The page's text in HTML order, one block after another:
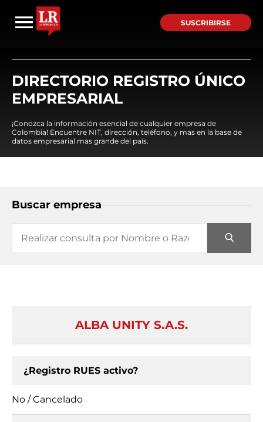
SUSCRIBIRSE
DIRECTORIO REGISTRO ÚNICO
EMPRESARIAL
¡Conozca la información esencial de cualquier empresa de
Colombia! Encuentre NIT, dirección, teléfono, y mas en la base de
datos empresarial mas grande del país.
Buscar empresa
ALBA UNITY S.A.S.
¿Registro RUES activo?
No / Cancelado